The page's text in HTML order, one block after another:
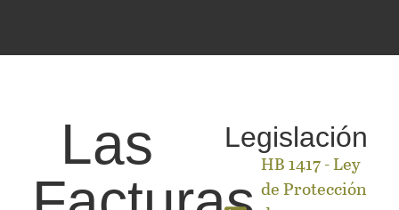
Las
Legislación
HB 1417 - Ley
de Protección